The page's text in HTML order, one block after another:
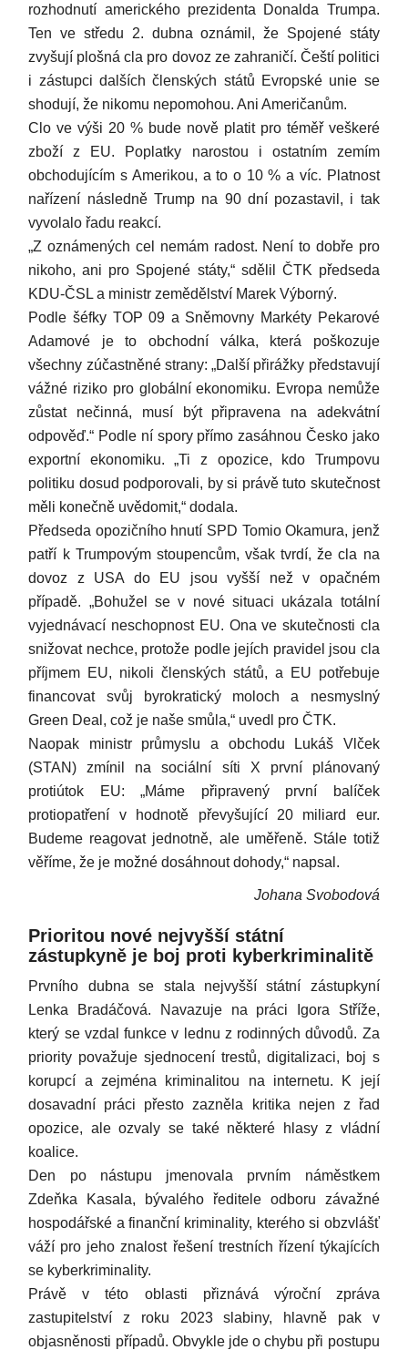
rozhodnutí amerického prezidenta Donalda Trumpa.
Ten ve středu 2. dubna oznámil, že Spojené státy
zvyšují plošná cla pro dovoz ze zahraničí. Čeští politici
i zástupci dalších členských států Evropské unie se
shodují, že nikomu nepomohou. Ani Američanům.
Clo ve výši 20 % bude nově platit pro téměř veškeré
zboží z EU. Poplatky narostou i ostatním zemím
obchodujícím s Amerikou, a to o 10 % a víc. Platnost
nařízení následně Trump na 90 dní pozastavil, i tak
vyvolalo řadu reakcí.
„Z oznámených cel nemám radost. Není to dobře pro
nikoho, ani pro Spojené státy,“ sdělil ČTK předseda
KDU-ČSL a ministr zemědělství Marek Výborný.
Podle šéfky TOP 09 a Sněmovny Markéty Pekarové
Adamové je to obchodní válka, která poškozuje
všechny zúčastněné strany: „Další přirážky představují
vážné riziko pro globální ekonomiku. Evropa nemůže
zůstat nečinná, musí být připravena na adekvátní
odpověď.“ Podle ní spory přímo zasáhnou Česko jako
exportní ekonomiku. „Ti z opozice, kdo Trumpovu
politiku dosud podporovali, by si právě tuto skutečnost
měli konečně uvědomit,“ dodala.
Předseda opozičního hnutí SPD Tomio Okamura, jenž
patří k Trumpovým stoupencům, však tvrdí, že cla na
dovoz z USA do EU jsou vyšší než v opačném
případě. „Bohužel se v nové situaci ukázala totální
vyjednávací neschopnost EU. Ona ve skutečnosti cla
snižovat nechce, protože podle jejích pravidel jsou cla
příjmem EU, nikoli členských států, a EU potřebuje
financovat svůj byrokratický moloch a nesmyslný
Green Deal, což je naše smůla,“ uvedl pro ČTK.
Naopak ministr průmyslu a obchodu Lukáš Vlček
(STAN) zmínil na sociální síti X první plánovaný
protiútok EU: „Máme připravený první balíček
protiopatření v hodnotě převyšující 20 miliard eur.
Budeme reagovat jednotně, ale uměřeně. Stále totiž
věříme, že je možné dosáhnout dohody,“ napsal.
Johana Svobodová
Prioritou nové nejvyšší státní
zástupkyně je boj proti kyberkriminalitě
Prvního dubna se stala nejvyšší státní zástupkyní
Lenka Bradáčová. Navazuje na práci Igora Stříže,
který se vzdal funkce v lednu z rodinných důvodů. Za
priority považuje sjednocení trestů, digitalizaci, boj s
korupcí a zejména kriminalitou na internetu. K její
dosavadní práci přesto zazněla kritika nejen z řad
opozice, ale ozvaly se také některé hlasy z vládní
koalice.
Den po nástupu jmenovala prvním náměstkem
Zdeňka Kasala, bývalého ředitele odboru závažné
hospodářské a finanční kriminality, kterého si obzvlášť
váží pro jeho znalost řešení trestních řízení týkajících
se kyberkriminality.
Právě v této oblasti přiznává výroční zpráva
zastupitelství z roku 2023 slabiny, hlavně pak v
objasněnosti případů. Obvykle jde o chybu při postupu